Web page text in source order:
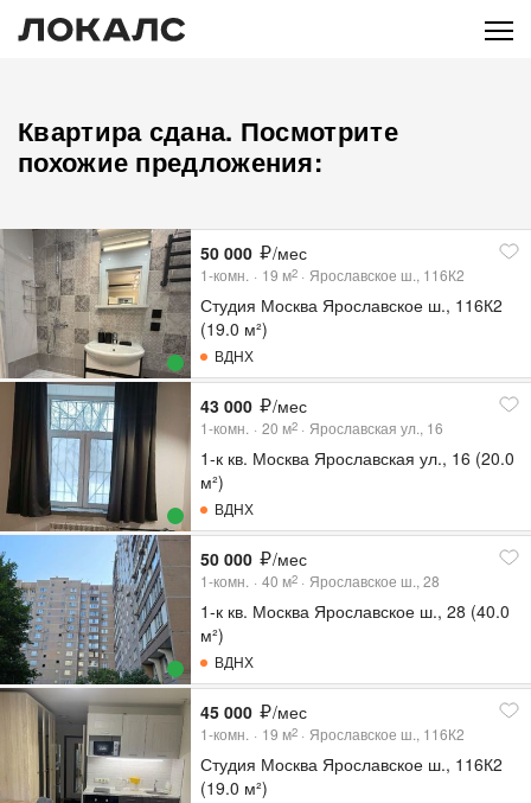
Квартира сдана. Посмотрите
похожие предложения:
50 000 /мес
1-комн. 19 м2 Ярославское ш., 116К2
Студия Москва Ярославское ш., 116К2
(19.0 м²)
ВДНХ
43 000 /мес
1-комн. 20 м2 Ярославская ул., 16
1-к кв. Москва Ярославская ул., 16 (20.0
м²)
ВДНХ
50 000 /мес
1-комн. 40 м2 Ярославское ш., 28
1-к кв. Москва Ярославское ш., 28 (40.0
м²)
ВДНХ
45 000 /мес
1-комн. 19 м2 Ярославское ш., 116К2
Студия Москва Ярославское ш., 116К2
(19.0 м²)